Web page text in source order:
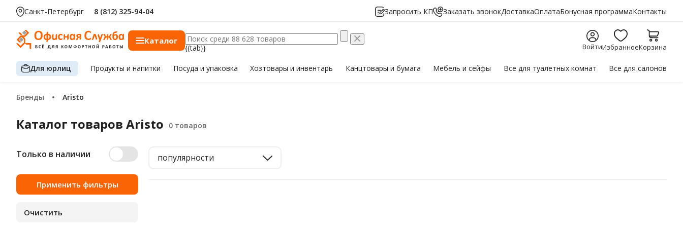
Санкт-Петербург 8 (812) 325-94-04 Запросить КП Заказать звонокДоставкаОплатаБонусная программаКонтакты
Каталог
{{tab}} ВойтиИзбранноеКорзина
Для юрлиц Продуктыи напитки Посуда и упаковка Хозтоварыи инвентарь Канцтовары и бумага Мебельи сейфы Все для туалетных комнат Все для салонов
Бренды Aristo
Каталог товаров Aristo
Только в наличии популярности